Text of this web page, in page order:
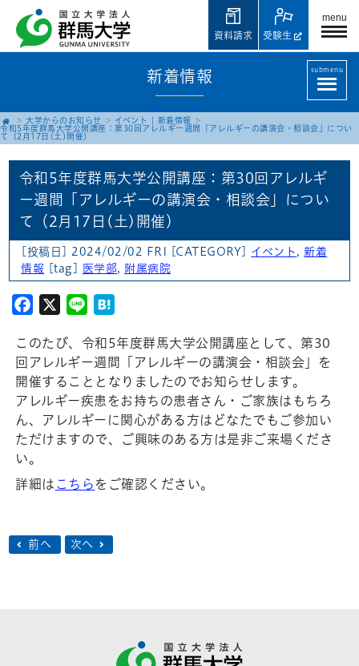
menu
受験生
資料請求
新着情報 submenu
大学からのお知らせ イベント
新着情報
令和5年度群馬大学公開講座：第30回アレルギー週間「アレルギーの講演会・相談会」につい
て（2月17日(土)開催）
令和5年度群馬大学公開講座：第30回アレルギ
ー週間「アレルギーの講演会・相談会」につい
て（2月17日(土)開催）
[投稿日] 2024/02/02 FRI [CATEGORY] イベント ,新着
情報 [tag] 医学部, 附属病院
Facebook
X Line
このたび、令和5年度群馬大学公開講座として、第30
回アレルギー週間「アレルギーの講演会・相談会」を
開催することとなりましたのでお知らせします。
アレルギー疾患をお持ちの患者さん・ご家族はもちろ
ん、アレルギーに関心がある方はどなたでもご参加い
ただけますので、ご興味のある方は是非ご来場くださ
い。
詳細は こちら をご確認ください。
前へ 次へ